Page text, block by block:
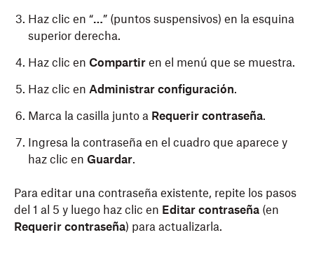
Haz clic en “…” (puntos suspensivos) en la esquina
superior derecha.
Haz clic en Compartir en el menú que se muestra.
Haz clic en Administrar configuración.
Marca la casilla junto a Requerir contraseña.
Ingresa la contraseña en el cuadro que aparece y
haz clic en Guardar.
Para editar una contraseña existente, repite los pasos
del 1 al 5 y luego haz clic en Editar contraseña (en
Requerir contraseña) para actualizarla.